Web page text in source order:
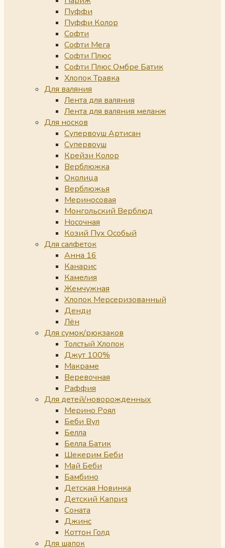
Пуффи
Пуффи Колор
Софти
Софти Мега
Софти Плюс
Софти Плюс Омбре Батик
Хлопок Травка
Для валяния
Лента для валяния
Лента для валяния меланж
Для носков
Супервоуш Артисан
Супервоуш
Крейзи Колор
Верблюжка
Околица
Верблюжья
Мериносовая
Монгольский Верблюд
Носочная
Козий Пух Особый
Для салфеток
Анна 16
Канарис
Камелия
Жемчужная
Хлопок Мерсеризованный
Денди
Лён
Для сумок/рюкзаков
Толстый Хлопок
Джут 100%
Макраме
Веревочная
Раффия
Для детей/новорожденных
Мерино Роял
Беби Вул
Белла
Белла Батик
Шекерим Беби
Май Беби
Бамбино
Детская Новинка
Детский Каприз
Соната
Джинс
Коттон Голд
Для шапок